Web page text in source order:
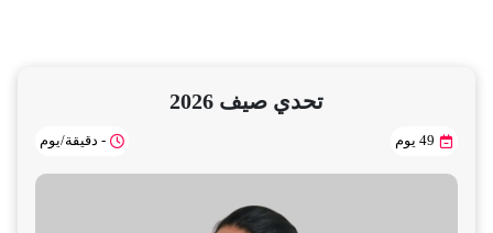
تحدي صيف 2026
49 يوم - دقيقة/يوم